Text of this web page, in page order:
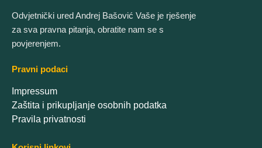
Odvjetnički ured Andrej Bašović Vaše je rješenje
za sva pravna pitanja, obratite nam se s
povjerenjem.
Pravni podaci
Impressum
Zaštita i prikupljanje osobnih podatka
Pravila privatnosti